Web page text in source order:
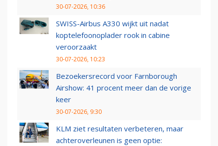
30-07-2026, 10:36
SWISS-Airbus A330 wijkt uit nadat
koptelefoonoplader rook in cabine
veroorzaakt
30-07-2026, 10:23
Bezoekersrecord voor Farnborough
Airshow: 41 procent meer dan de vorige
keer
30-07-2026, 9:30
KLM ziet resultaten verbeteren, maar
achteroverleunen is geen optie: